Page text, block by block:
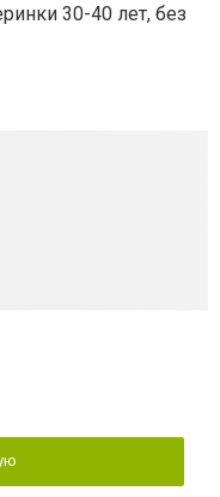
30-40 лет, без